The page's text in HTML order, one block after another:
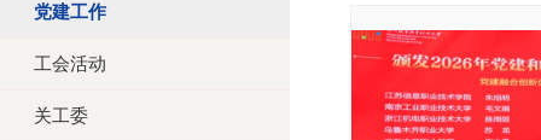
党建工作
工会活动
关工委